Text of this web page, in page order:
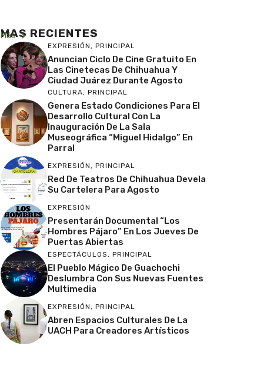
MAS RECIENTES
Más
EXPRESIÓN, PRINCIPAL
Anuncian Ciclo De Cine Gratuito En
Las Cinetecas De Chihuahua Y
Ciudad Juárez Durante Agosto
CULTURA, PRINCIPAL
Genera Estado Condiciones Para El
Desarrollo Cultural Con La
Inauguración De La Sala
Museográfica “Miguel Hidalgo” En
Parral
EXPRESIÓN, PRINCIPAL
Red De Teatros De Chihuahua Devela
Su Cartelera Para Agosto
EXPRESIÓN
Presentarán Documental “Los
Hombres Pájaro” En Los Jueves De
Puertas Abiertas
ESPECTÁCULOS, PRINCIPAL
El Pueblo Mágico De Guachochi
Deslumbra Con Sus Nuevas Fuentes
Multimedia
EXPRESIÓN, PRINCIPAL
Abren Espacios Culturales De La
UACH Para Creadores Artísticos